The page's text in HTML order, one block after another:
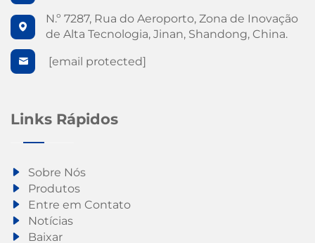
N.º 7287, Rua do Aeroporto, Zona de Inovação
de Alta Tecnologia, Jinan, Shandong, China.
[email protected]
Links Rápidos
Sobre Nós
Produtos
Entre em Contato
Notícias
Baixar